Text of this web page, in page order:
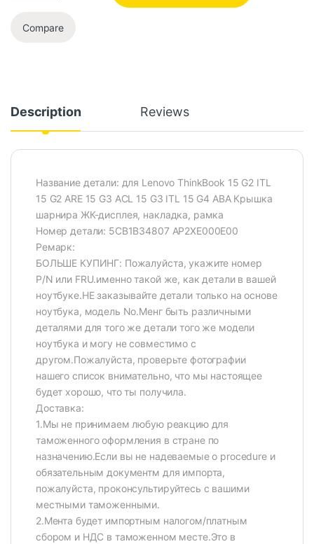
Compare
Description Reviews
Название детали: для Lenovo ThinkBook 15 G2 ITL
15 G2 ARE 15 G3 ACL 15 G3 ITL 15 G4 ABA Крышка
шарнира ЖК-дисплея, накладка, рамка
Номер детали: 5CB1B34807 AP2XE000E00
Ремарк:
БОЛЬШЕ КУПИНГ: Пожалуйста, укажите номер
P/N или FRU.именно такой же, как детали в вашей
ноутбуке.НЕ заказывайте детали только на основе
ноутбука, модель No.Менг быть различными
деталями для того же детали того же модели
ноутбука и могу не совместимо с
другом.Пожалуйста, проверьте фотографии
нашего список внимательно, что мы настоящее
будет хорошо, что ты получила.
Доставка:
1.Мы не принимаем любую реакцию для
таможенного оформления в стране по
назначению.Если вы не надеваемые о procedure и
обязательным документм для импорта,
пожалуйста, проконсультируйтесь с вашими
местными таможенными.
2.Мента будет импортным налогом/платным
сбором и НДС в таможенном месте.Это в